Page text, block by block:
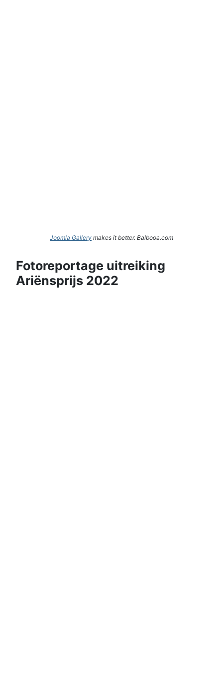
Joomla Gallery makes it better. Balbooa.com
Fotoreportage uitreiking
Ariënsprijs 2022